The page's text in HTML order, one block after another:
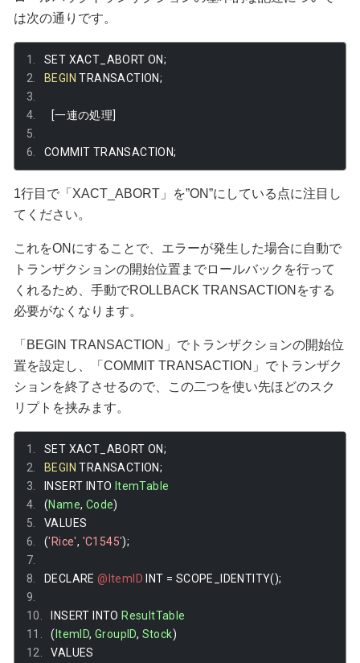
は次の通りです。
SET XACT_ABORT ON;
BEGIN TRANSACTION;
[一連の処理]
COMMIT TRANSACTION;
1行目で「XACT_ABORT」を”ON”にしている点に注目し
てください。
これをONにすることで、エラーが発生した場合に自動で
トランザクションの開始位置までロールバックを行って
くれるため、手動でROLLBACK TRANSACTIONをする
必要がなくなります。
「BEGIN TRANSACTION」でトランザクションの開始位
置を設定し、「COMMIT TRANSACTION」でトランザク
ションを終了させるので、この二つを使い先ほどのスク
リプトを挟みます。
SET XACT_ABORT ON;
BEGIN TRANSACTION;
INSERT INTO ItemTable
(Name, Code)
VALUES
('Rice', 'C1545');
DECLARE @ItemID INT = SCOPE_IDENTITY();
INSERT INTO ResultTable
( ItemID, GroupID, Stock)
VALUES